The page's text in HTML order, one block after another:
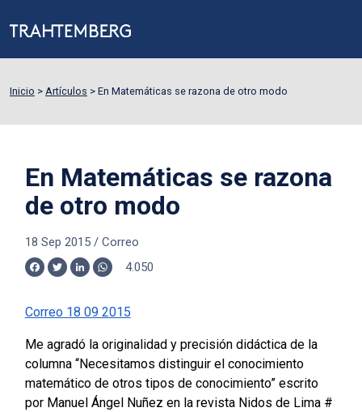
Inicio > Artículos > En Matemáticas se razona de otro modo
En Matemáticas se razona
de otro modo
18 Sep 2015/ Correo
Facebook
TwitterLinkedInWhatsApp
4.050
Correo 18 09 2015
Me agradó la originalidad y precisión didáctica de la
columna “Necesitamos distinguir el conocimiento
matemático de otros tipos de conocimiento” escrito
por Manuel Ángel Nuñez en la revista Nidos de Lima #